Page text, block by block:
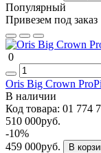
Популярный
Привезем под заказ
0
Oris Big Crown
В наличии
Код товара: 01 774
510 000руб.
-10%
459 000руб.
В